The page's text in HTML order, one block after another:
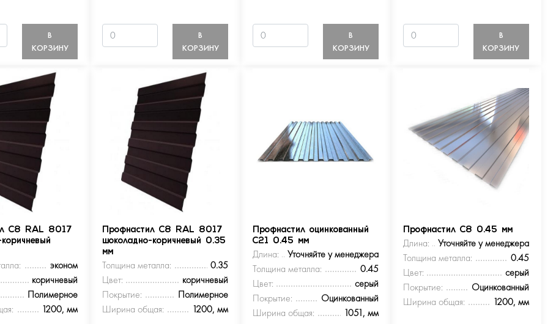
В
КОРЗИНУ
В
КОРЗИНУ
В
КОРЗИНУ
В
КОРЗИНУ
С8 RAL 8017
эконом
коричневый
Полимерное
1200, мм
Профнастил С8 RAL 8017
шоколадно-коричневый 0.35
мм
Толщина металла:
0.35
Цвет:
коричневый
Покрытие:
Полимерное
Ширина общая:
1200, мм
Профнастил оцинкованный
С21 0.45 мм
Длина:
Уточняйте у менеджера
Толщина металла:
0.45
Цвет:
серый
Покрытие:
Оцинкованный
Ширина общая:
1051, мм
Профнастил С8 0.45 мм
Длина:
Уточняйте у менеджера
Толщина металла:
0.45
Цвет:
серый
Покрытие:
Оцинкованный
Ширина общая:
1200, мм